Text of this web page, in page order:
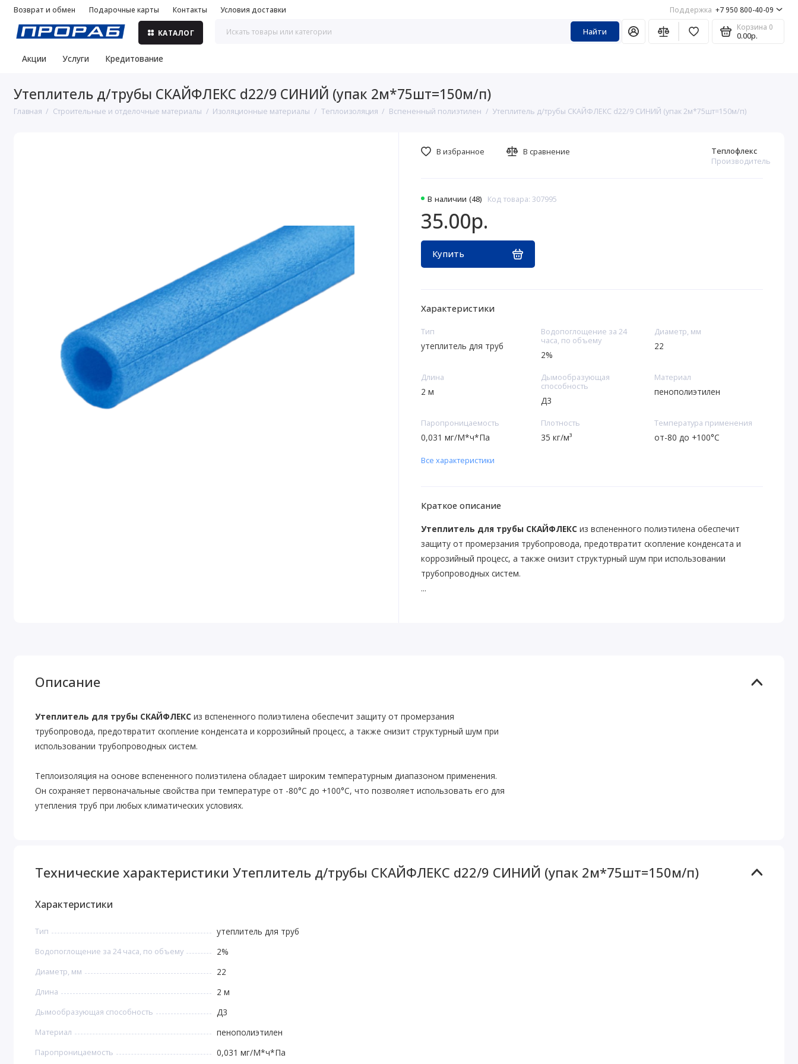
Возврат и обмен Подарочные карты Контакты Условия доставки Поддержка +7 950 800-40-09
КАТАЛОГ Найти Корзина 0
0.00р.
Акции Услуги Кредитование
Утеплитель д/трубы СКАЙФЛЕКС d22/9 СИНИЙ (упак 2м*75шт=150м/п)
Главная Строительные и отделочные материалы Изоляционные материалы Теплоизоляция Вспененный полиэтилен Утеплитель д/трубы СКАЙФЛЕКС d22/9 СИНИЙ (упак 2м*75шт=150м/п)
В наличии (48) Код товара: 307995
Теплофлекс
Производитель
35.00р.
Купить
В избранное В сравнение
Характеристики
Тип
утеплитель для труб
Водопоглощение за 24
часа, по объему
2%
Диаметр, мм
22
Длина
2 м
Дымообразующая
способность
Д3
Материал
пенополиэтилен
Паропроницаемость
0,031 мг/М*ч*Па
Плотность
35 кг/м³
Температура применения
от-80 до +100°С
Все характеристики
Краткое описание
Утеплитель для трубы СКАЙФЛЕКС из вспененного полиэтилена обеспечит
защиту от промерзания трубопровода, предотвратит скопление конденсата и
коррозийный процесс, а также снизит структурный шум при использовании
трубопроводных систем.
...
Описание
Утеплитель для трубы СКАЙФЛЕКСиз вспененного полиэтилена обеспечит защиту от промерзания
трубопровода, предотвратит скопление конденсата и коррозийный процесс, а также снизит структурный шум при
использовании трубопроводных систем.
Теплоизоляция на основе вспененного полиэтилена обладает широким температурным диапазоном применения.
Он сохраняет первоначальные свойства при температуре от -80°С до +100°С, что позволяет использовать его для
утепления труб при любых климатических условиях.
Технические характеристики Утеплитель д/трубы СКАЙФЛЕКС d22/9 СИНИЙ (упак 2м*75шт=150м/п)
Характеристики
Тип утеплитель для труб
Водопоглощение за 24 часа, по объему 2%
Диаметр, мм 22
Длина 2 м
Дымообразующая способность Д3
Материал пенополиэтилен
Паропроницаемость 0,031 мг/М*ч*Па